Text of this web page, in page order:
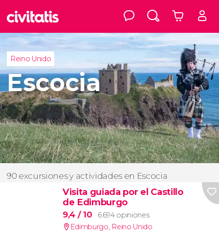
Reino Unido
Escocia
90 excursiones y actividades en Escocia
Visita guiada por el Castillo
de Edimburgo
9,4 / 10
6.694 opiniones
Edimburgo, Reino Unido